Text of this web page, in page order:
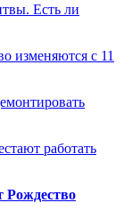
Есть ли
изменяются с 11
работать
Рождество